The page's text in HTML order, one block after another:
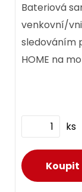
Bateriová
venkovní/
sledováním
HOME na
ks